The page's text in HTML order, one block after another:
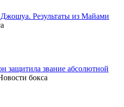
Результаты из Майами
защитила звание абсолютной